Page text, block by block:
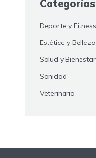
Categorías
Deporte y Fitness
Estética y Belleza
Salud y Bienestar
Sanidad
Veterinaria